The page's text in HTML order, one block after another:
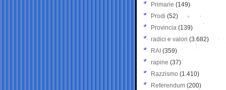
Primarie (149)
Prodi (52)
Provincia (139)
radici e valori (3.682)
RAI (359)
rapine (37)
Razzismo (1.410)
Referendum (200)